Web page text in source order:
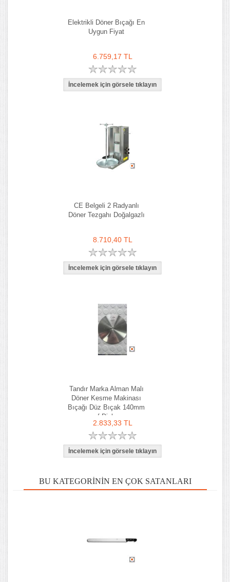
Elektrikli Döner Bıçağı En
Uygun Fiyat
6.759,17 TL
CE Belgeli 2 Radyanlı
Döner Tezgahı Doğalgazlı
8.710,40 TL
Tandır Marka Alman Malı
Döner Kesme Makinası
Bıçağı Düz Bıçak 140mm
f Dick
2.833,33 TL
BU KATEGORININ EN ÇOK SATANLARI